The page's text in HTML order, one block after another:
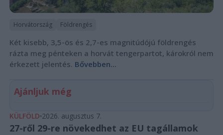
Horvátország Földrengés
Két kisebb, 3,5-ös és 2,7-es magnitúdójú földrengés
rázta meg pénteken a horvát tengerpartot, károkról nem
érkezett jelentés. Bővebben...
Ajánljuk még
KÜLFÖLD 2026. augusztus 7.
27-ről 29-re növekedhet az EU tagállamok